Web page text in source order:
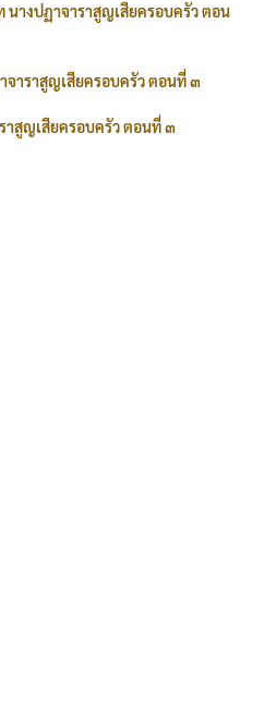
นางปฏาจาราสูญเสียครอบครัว ตอน
จาราสูญเสียครอบครัว ตอนที่ ๓
าสูญเสียครอบครัว ตอนที่ ๓